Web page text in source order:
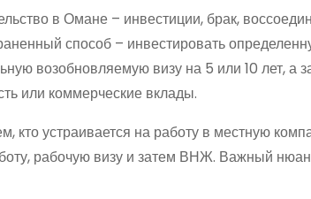
в Омане – инвестиции, брак,
способ – инвестировать
возобновляемую визу на 5 или 10 лет,
или коммерческие вклады.
устраивается на работу в местную
рабочую визу и затем ВНЖ. Важный